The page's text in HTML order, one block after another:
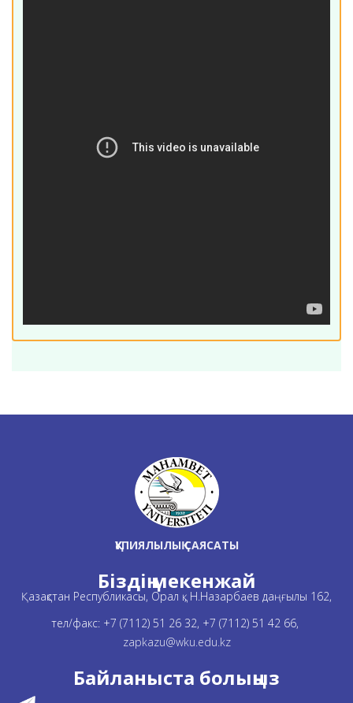
ҚҰПИЯЛЫЛЫҚ САЯСАТЫ
Біздің мекенжай
Қазақстан Республикасы, Орал қ., Н.Назарбаев даңғылы 162,
тел/факс: +7 (7112) 51 26 32, +7 (7112) 51 42 66,
zapkazu@wku.edu.kz
Байланыста болыңыз